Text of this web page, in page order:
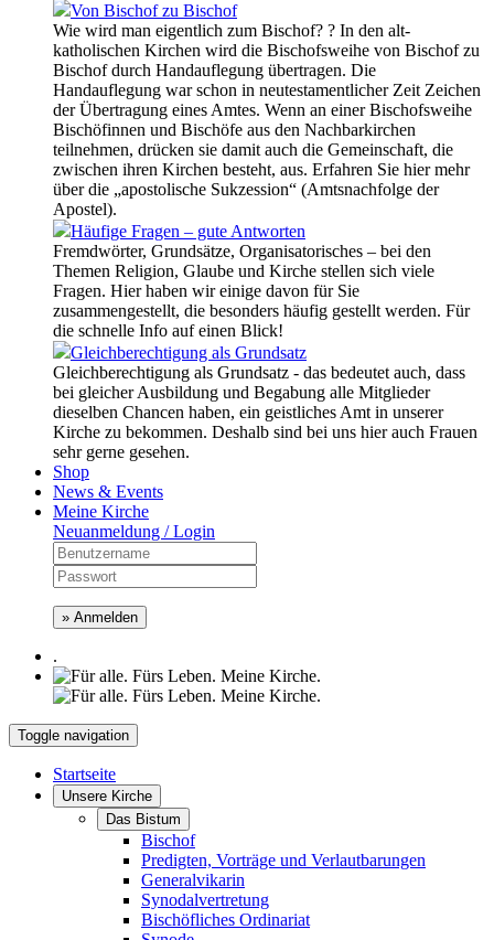
Von Bischof zu Bischof
Wie wird man eigentlich zum Bischof? ? In den alt-
katholischen Kirchen wird die Bischofsweihe von Bischof zu
Bischof durch Handauflegung übertragen. Die
Handauflegung war schon in neutestamentlicher Zeit Zeichen
der Übertragung eines Amtes. Wenn an einer Bischofsweihe
Bischöfinnen und Bischöfe aus den Nachbarkirchen
teilnehmen, drücken sie damit auch die Gemeinschaft, die
zwischen ihren Kirchen besteht, aus. Erfahren Sie hier mehr
über die „apostolische Sukzession“ (Amtsnachfolge der
Apostel).
Häufige Fragen – gute Antworten
Fremdwörter, Grundsätze, Organisatorisches – bei den
Themen Religion, Glaube und Kirche stellen sich viele
Fragen. Hier haben wir einige davon für Sie
zusammengestellt, die besonders häufig gestellt werden. Für
die schnelle Info auf einen Blick!
Gleichberechtigung als Grundsatz
Gleichberechtigung als Grundsatz - das bedeutet auch, dass
bei gleicher Ausbildung und Begabung alle Mitglieder
dieselben Chancen haben, ein geistliches Amt in unserer
Kirche zu bekommen. Deshalb sind bei uns hier auch Frauen
sehr gerne gesehen.
Shop
News & Events
Meine Kirche
Neuanmeldung / Login
» Anmelden
.
Toggle navigation
Startseite
Unsere Kirche
Das Bistum
Bischof
Predigten, Vorträge und Verlautbarungen
Generalvikarin
Synodalvertretung
Bischöfliches Ordinariat